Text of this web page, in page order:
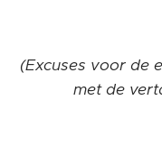
(Excuses voor de
met de